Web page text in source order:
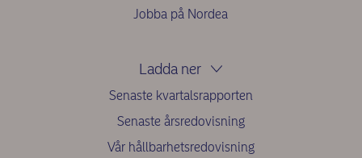
Jobba på Nordea
Ladda ner
Senaste kvartalsrapporten
Senaste årsredovisning
Vår hållbarhetsredovisning